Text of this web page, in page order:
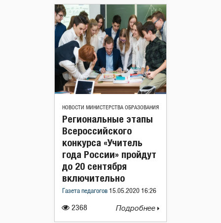
НОВОСТИ МИНИСТЕРСТВА ОБРАЗОВАНИЯ
2368
Региональные этапы
Всероссийского
конкурса «Учитель
года России» пройдут
до 20 сентября
включительно
Газета педагогов 15.05.2020 16:26
Подробнее